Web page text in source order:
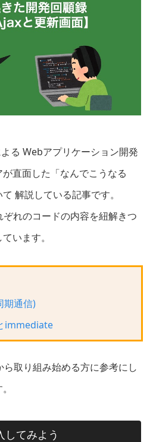
よる Webアプリケーション開発
直面した「なんでこうなる
解説している記事です。
れのコードの内容を紐解きつ
います。
期通信)
immediate
取り組み始める方に参考にし
てみよう